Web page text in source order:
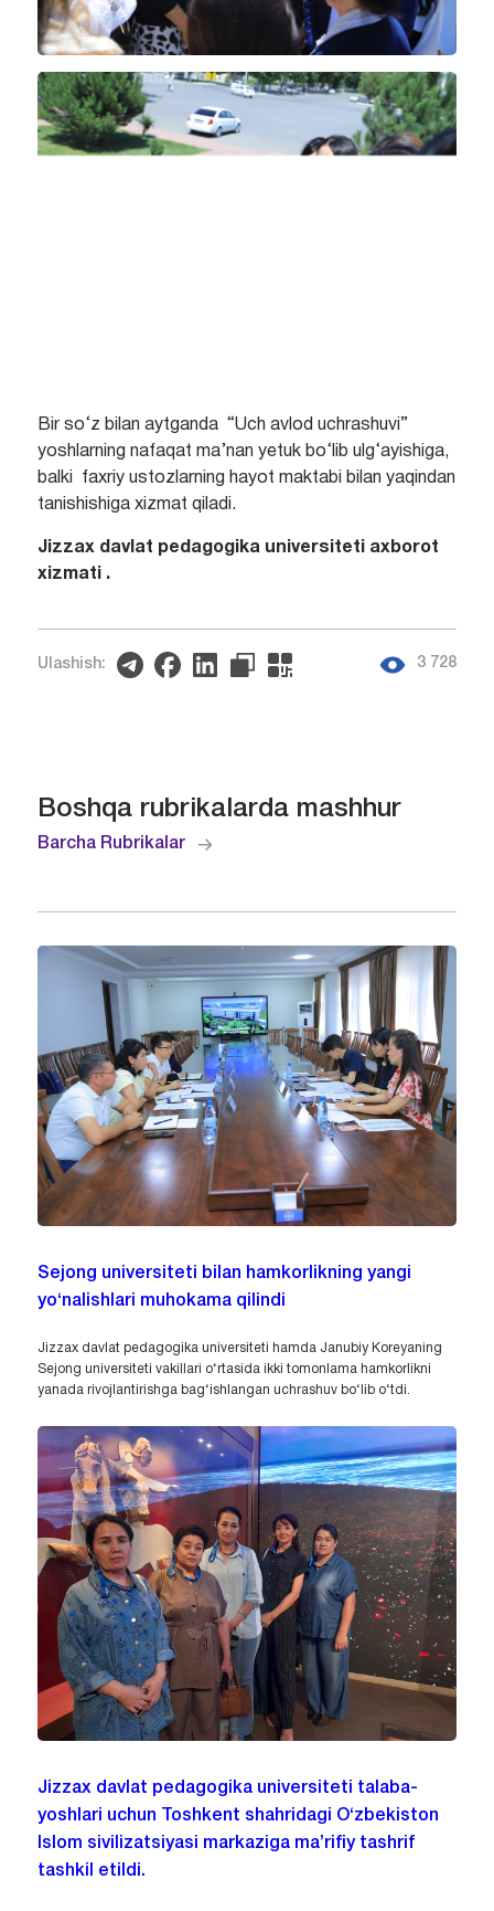
Bir so‘z bilan aytganda “Uch avlod uchrashuvi”
yoshlarning nafaqat ma’nan yetuk bo‘lib ulg‘ayishiga,
balki faxriy ustozlarning hayot maktabi bilan yaqindan
tanishishiga xizmat qiladi.
Jizzax davlat pedagogika universiteti axborot
xizmati .
Ulashish: 3 728
Boshqa rubrikalarda mashhur
Barcha Rubrikalar
Sejong universiteti bilan hamkorlikning yangi
yo‘nalishlari muhokama qilindi
Jizzax davlat pedagogika universiteti hamda Janubiy Koreyaning
Sejong universiteti vakillari o‘rtasida ikki tomonlama hamkorlikni
yanada rivojlantirishga bag‘ishlangan uchrashuv bo‘lib o‘tdi.
Jizzax davlat pedagogika universiteti talaba-
yoshlari uchun Toshkent shahridagi O‘zbekiston
Islom sivilizatsiyasi markaziga ma’rifiy tashrif
tashkil etildi.